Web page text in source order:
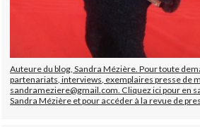
Auteure du blog, Sandra Mézière. Pour toute
partenariats, interviews, exemplaires presse de
sandrameziere@gmail.com. Cliquez ici pour en
Sandra Mézière et pour accéder à la revue de